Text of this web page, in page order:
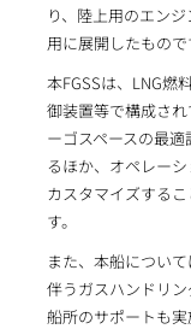
り、陸上用のエン
用に展開したもので
本FGSSは、LNG燃
御装置等で構成さ
ーゴスペースの最
るほか、オペレー
カスタマイズする
す。
また、本船につい
伴うガスハンドリ
船所のサポートも実